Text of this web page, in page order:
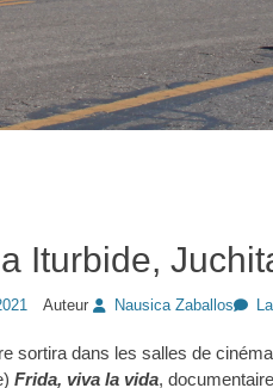
Iturbide,
Auteur Nausica Zaballos
sortira dans les salles de
Frida, viva la vida,